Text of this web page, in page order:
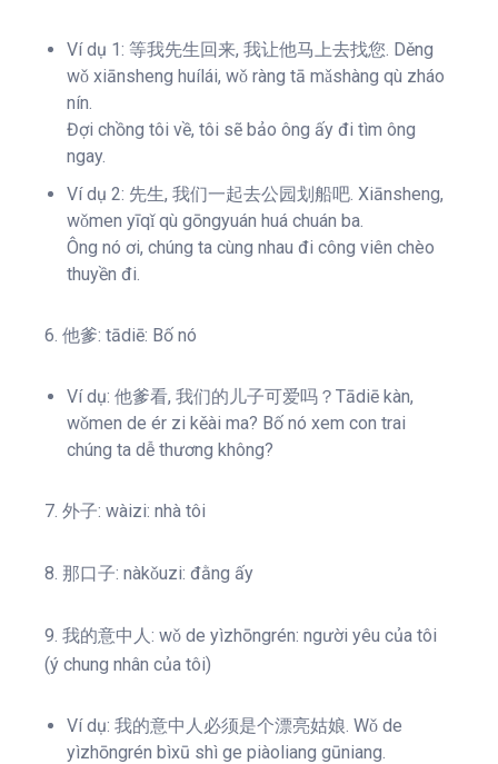
Ví dụ 1: 等我先生回来, 我让他马上去找您. Děng
wǒ xiānsheng huílái, wǒ ràng tā mǎshàng qù zháo
nín.
Đợi chồng tôi về, tôi sẽ bảo ông ấy đi tìm ông
ngay.
Ví dụ 2: 先生, 我们一起去公园划船吧. Xiānsheng,
wǒmen yīqǐ qù gōngyuán huá chuán ba.
Ông nó ơi, chúng ta cùng nhau đi công viên chèo
thuyền đi.
6. 他爹: tādiē: Bố nó
Ví dụ: 他爹看, 我们的儿子可爱吗？Tādiē kàn,
wǒmen de ér zi kěài ma? Bố nó xem con trai
chúng ta dễ thương không?
7. 外子: wàizi: nhà tôi
8. 那口子: nàkǒuzi: đằng ấy
9. 我的意中人: wǒ de yìzhōngrén: người yêu của tôi
(ý chung nhân của tôi)
Ví dụ: 我的意中人必须是个漂亮姑娘. Wǒ de
yìzhōngrén bìxū shì ge piàoliang gūniang.